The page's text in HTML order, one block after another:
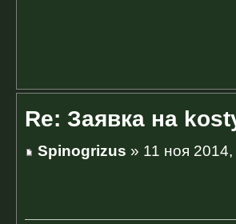
Re: Заявка на
Spinogrizus » 11 ноя